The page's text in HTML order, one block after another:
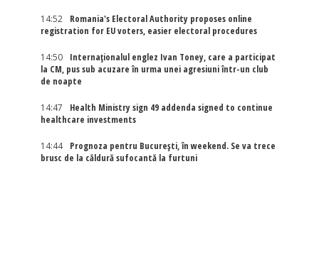
14:52
Romania's Electoral Authority proposes online
registration for EU voters, easier electoral procedures
14:50
Internaţionalul englez Ivan Toney, care a participat
la CM, pus sub acuzare în urma unei agresiuni într-un club
de noapte
14:47
Health Ministry sign 49 addenda signed to continue
healthcare investments
14:44
Prognoza pentru București, în weekend. Se va trece
brusc de la căldură sufocantă la furtuni